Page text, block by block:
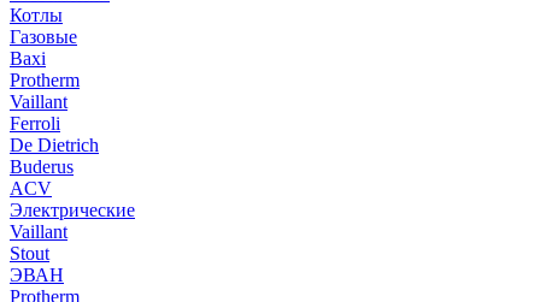
Котлы
Газовые
Baxi
Protherm
Vaillant
Ferroli
De Dietrich
Buderus
ACV
Электрические
Vaillant
Stout
ЭВАН
Protherm